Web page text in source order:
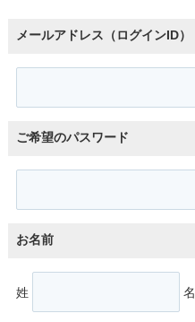
メールアドレス（ログインID）
ご希望のパスワード
お名前
姓 名